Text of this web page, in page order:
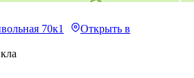
70к1
Открыть в